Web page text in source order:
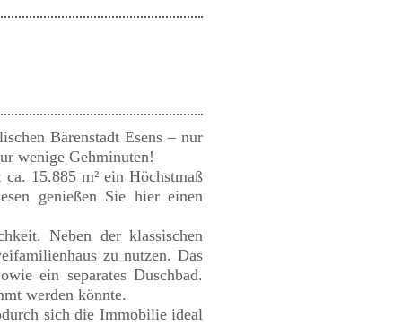
Bärenstadt Esens – nur
wenige Gehminuten!
15.885 m² ein Höchstmaß
genießen Sie hier einen
Neben der klassischen
zu nutzen. Das
ein separates Duschbad.
werden könnte.
sich die Immobilie ideal